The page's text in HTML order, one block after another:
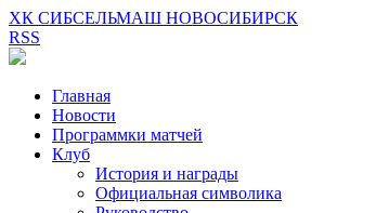
ХК СИБСЕЛЬМАШ НОВОСИБИРСК
RSS
Главная
Новости
Программки матчей
Клуб
История и награды
Официальная символика